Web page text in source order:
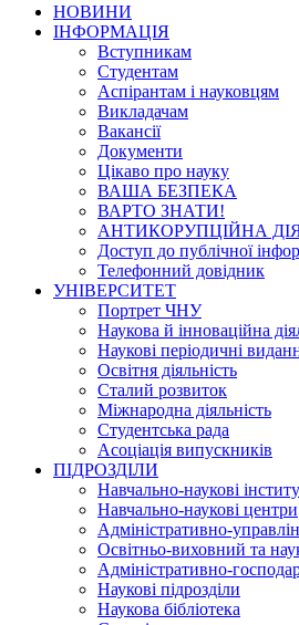
НОВИНИ
ІНФОРМАЦІЯ
Вступникам
Студентам
Аспірантам і науковцям
Викладачам
Вакансії
Документи
Цікаво про науку
ВАША БЕЗПЕКА
ВАРТО ЗНАТИ!
АНТИКОРУПЦІЙНА
Доступ до публічної
Телефонний довідник
УНІВЕРСИТЕТ
Портрет ЧНУ
Наукова й інноваційна
Наукові періодичні
Освітня діяльність
Сталий розвиток
Міжнародна діяльність
Студентська рада
Асоціація випускників
ПІДРОЗДІЛИ
Навчально-наукові
Навчально-наукові центри
Адміністративно-
Освітньо-виховний та
Адміністративно-
Наукові підрозділи
Наукова бібліотека